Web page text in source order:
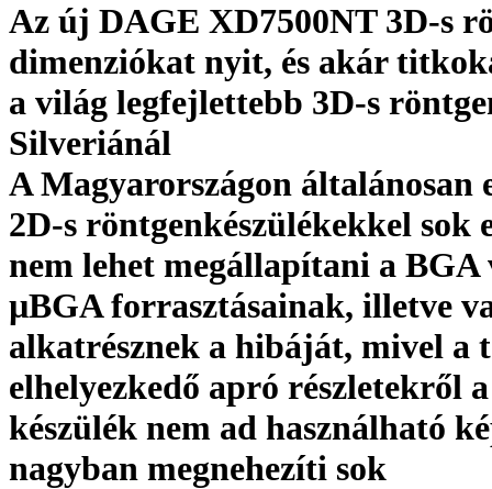
Az új DAGE XD7500NT 3D-s
dimenziókat nyit, és akár
a világ legfejlettebb 3D-s
Silveriánál
A Magyarországon általánosan
2D-s röntgenkészülékekkel sok
nem lehet megállapítani a BGA
µBGA forrasztásainak, illetve
alkatrésznek a hibáját, mivel a
elhelyezkedő apró részletekről
készülék nem ad használható
nagyban megnehezíti sok